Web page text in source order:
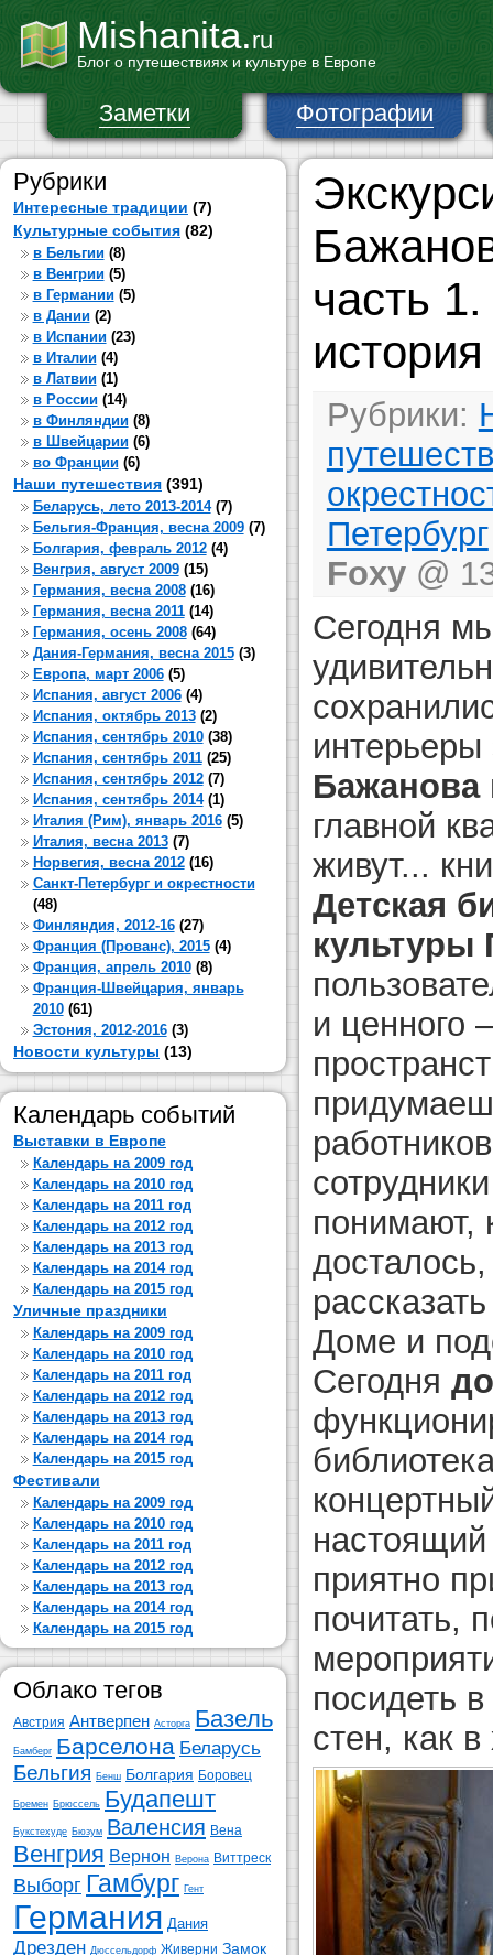
Mishanita.ru
Блог о путешествиях и культуре в Европе
Заметки Фотографии
Рубрики
Интересные традиции (7)
Культурные события (82)
в Бельгии(8)
в Венгрии(5)
в Германии(5)
в Дании(2)
в Испании(23)
в Италии(4)
в Латвии(1)
в России(14)
в Финляндии(8)
в Швейцарии(6)
во Франции(6)
Наши путешествия (391)
Беларусь, лето 2013-2014(7)
Бельгия-Франция, весна 2009(7)
Болгария, февраль 2012(4)
Венгрия, август 2009(15)
Германия, весна 2008(16)
Германия, весна 2011(14)
Германия, осень 2008(64)
Дания-Германия, весна 2015(3)
Европа, март 2006(5)
Испания, август 2006(4)
Испания, октябрь 2013(2)
Испания, сентябрь 2010(38)
Испания, сентябрь 2011(25)
Испания, сентябрь 2012(7)
Испания, сентябрь 2014(1)
Италия (Рим), январь 2016(5)
Италия, весна 2013(7)
Норвегия, весна 2012(16)
Санкт-Петербург и окрестности
(48)
Финляндия, 2012-16(27)
Франция (Прованс), 2015(4)
Франция, апрель 2010(8)
Франция-Швейцария, январь
2010(61)
Эстония, 2012-2016(3)
Новости культуры (13)
Календарь событий
Выставки в Европе
Календарь на 2009 год
Календарь на 2010 год
Календарь на 2011 год
Календарь на 2012 год
Календарь на 2013 год
Календарь на 2014 год
Календарь на 2015 год
Уличные праздники
Календарь на 2009 год
Календарь на 2010 год
Календарь на 2011 год
Календарь на 2012 год
Календарь на 2013 год
Календарь на 2014 год
Календарь на 2015 год
Фестивали
Календарь на 2009 год
Календарь на 2010 год
Календарь на 2011 год
Календарь на 2012 год
Календарь на 2013 год
Календарь на 2014 год
Календарь на 2015 год
Облако тегов
Австрия Антверпен Асторга Базель
Бамберг Барселона Беларусь
Бельгия Бенш Болгария Боровец
Бремен Брюссель Будапешт
Букстехуде Бюзум Валенсия Вена
Венгрия Вернон Верона Виттреск
Выборг Гамбург Гент
Германия Дания
Дрезден Дюссельдорф Живерни Замок
часть
история
Рубрики:
Петербург
Foxy@
Сегодня
Бажанова
главной
живут...
Детская
культуры
и ценного
понимают,
Доме и
Сегодня
настоящий
приятно
почитать,
посидеть
стен, как